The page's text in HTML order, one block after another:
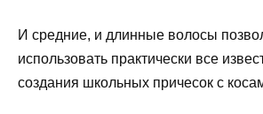
И средние, и длинные волосы
использовать практически все
создания школьных причесок с